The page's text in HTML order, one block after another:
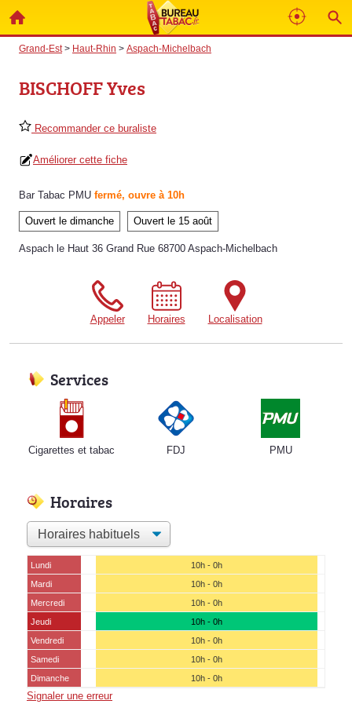
Grand-Est> Haut-Rhin > Aspach-Michelbach
BISCHOFF Yves
Recommander ce buraliste
Améliorer cette fiche
Bar Tabac PMU fermé, ouvre à 10h
Ouvert le dimanche Ouvert le 15 août
Aspach le Haut 36 Grand Rue 68700 Aspach-Michelbach
Appeler Horaires Localisation
Services
Cigarettes et tabac FDJ PMU
Horaires
Lundi
10h - 0h
Mardi
10h - 0h
Mercredi
10h - 0h
Jeudi
10h - 0h
Vendredi
10h - 0h
Samedi
10h - 0h
Dimanche
10h - 0h
Signaler une erreur